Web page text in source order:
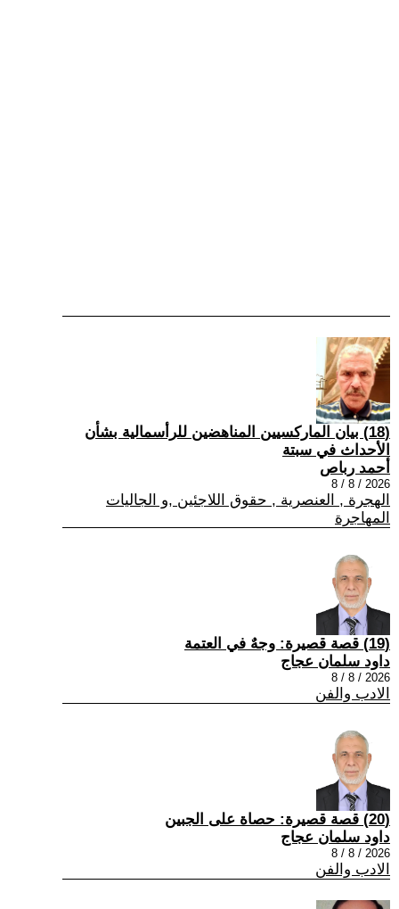
(18) بيان الماركسيين المناهضين للرأسمالية بشأن
الأحداث في سبتة
أحمد رباص
2026 / 8 / 8
الهجرة , العنصرية , حقوق اللاجئين ,و الجاليات
المهاجرة
(19) قصة قصيرة: وجهٌ في العتمة
داود سلمان عجاج
2026 / 8 / 8
الادب والفن
(20) قصة قصيرة: حصاة على الجبين
داود سلمان عجاج
2026 / 8 / 8
الادب والفن